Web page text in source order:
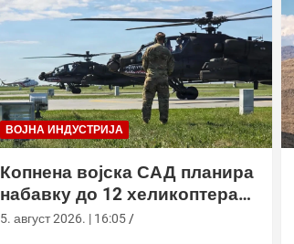
ВОЈНА ИНДУСТРИЈА
Копнена војска САД планира
набавку до 12 хеликоптера
АХ-64Е Апацхе од Боеинг
5. август 2026. | 16:05